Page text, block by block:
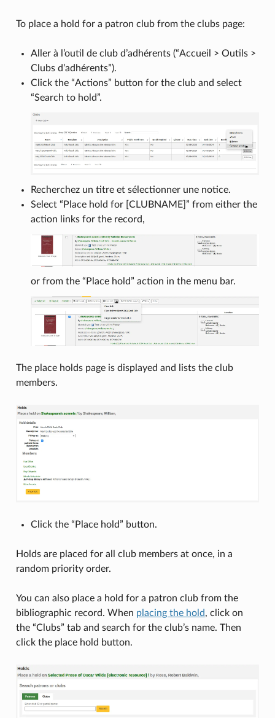
To place a hold for a patron club from the clubs page:
Aller à l’outil de club d’adhérents (“Accueil > Outils >
Clubs d’adhérents”).
Click the “Actions” button for the club and select
“Search to hold”.
Recherchez un titre et sélectionner une notice.
Select “Place hold for [CLUBNAME]” from either the
action links for the record,
or from the “Place hold” action in the menu bar.
The place holds page is displayed and lists the club
members.
Click the “Place hold” button.
Holds are placed for all club members at once, in a
random priority order.
You can also place a hold for a patron club from the
bibliographic record. When placing the hold, click on
the “Clubs” tab and search for the club’s name. Then
click the place hold button.